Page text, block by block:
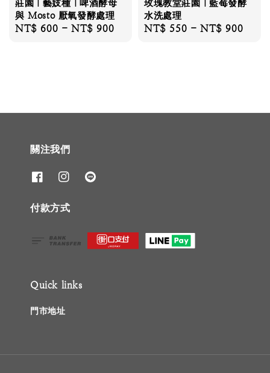
莊園｜藝妓種｜啤酒酵母
與 Mosto 厭氧發酵處理
Regular
NT$ 600 -NT$ 900
玫瑰教堂莊園｜藍莓發酵
水洗處理
Regular
NT$ 550 -NT$ 900
關注我們
付款方式
Quick links
門市地址